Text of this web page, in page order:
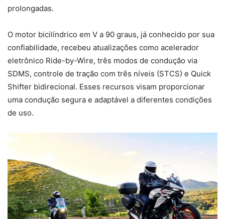
prolongadas.
O motor bicilíndrico em V a 90 graus, já conhecido por sua
confiabilidade, recebeu atualizações como acelerador
eletrônico Ride-by-Wire, três modos de condução via
SDMS, controle de tração com três níveis (STCS) e Quick
Shifter bidirecional. Esses recursos visam proporcionar
uma condução segura e adaptável a diferentes condições
de uso.